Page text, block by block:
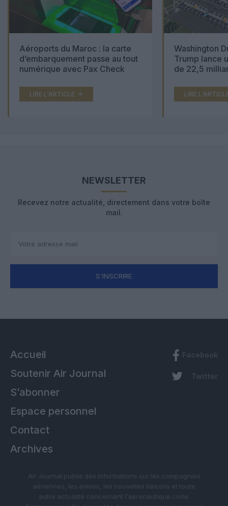
Aéroports du Maroc : la carte
d’embarquement passe au tout
numérique avec Pax Check
LIRE L'ARTICLE
Washington
Trump lance
de 22,5
LIRE
NEWSLETTER
Recevez notre actualité, directement dans votre boîte
mail.
S'INSCRIRE
Accueil
Soutenir Air Journal
S’abonner
Espace personnel
Contact
Archives